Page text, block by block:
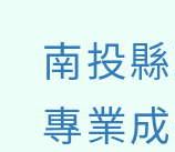
南投
專業